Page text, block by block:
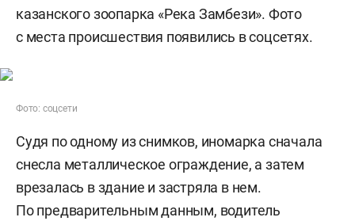
казанского зоопарка «Река Замбези». Фото
с места происшествия появились в соцсетях.
Фото: соцсети
Судя по одному из снимков, иномарка сначала
снесла металлическое ограждение, а затем
врезалась в здание и застряла в нем.
По предварительным данным, водитель